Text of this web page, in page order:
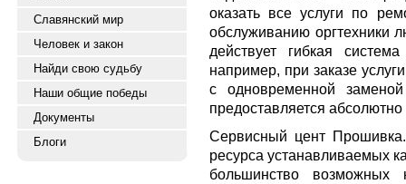
Славянский мир
Человек и закон
Найди свою судьбу
Наши общие победы
Документы
Блоги
оказать все услуги по
обслуживанию оргтехники
действует гибкая
например, при заказе
с одновременной
предоставляется
Сервисный цент
ресурса устанавливаемых
большинство возможных